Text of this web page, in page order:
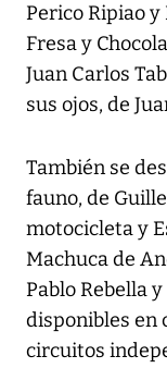
Perico Ripiao y
Fresa y
Juan Carlos
sus ojos, de
También se
fauno, de
motocicleta y
Machuca de
Pablo Rebella
disponibles en
circuitos